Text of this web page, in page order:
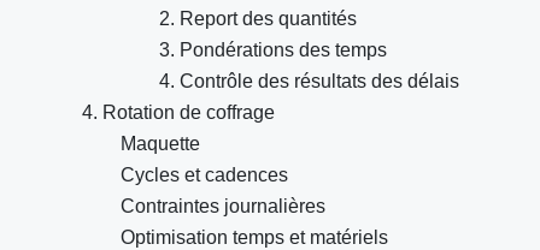
2. Report des quantités
3. Pondérations des temps
4. Contrôle des résultats des délais
4. Rotation de coffrage
Maquette
Cycles et cadences
Contraintes journalières
Optimisation temps et matériels